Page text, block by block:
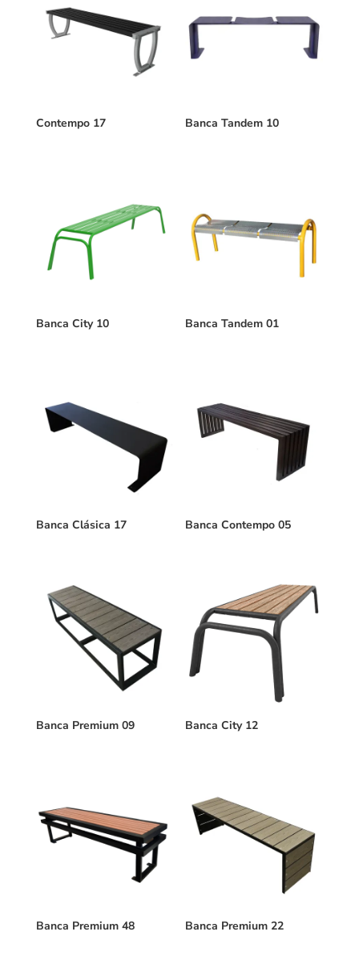
Contempo 17 Banca Tandem 10
Banca City 10 Banca Tandem 01
Banca Clásica 17 Banca Contempo 05
Banca Premium 09 Banca City 12
Banca Premium 48 Banca Premium 22